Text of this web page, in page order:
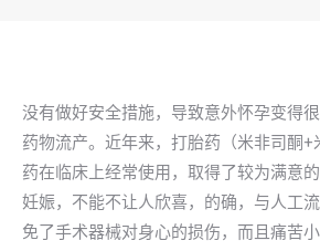
没有做好安全措施，导致意外怀孕变得
药物流产。近年来，打胎药（米非司酮+
药在临床上经常使用，取得了较为满意
妊娠，不能不让人欣喜，的确，与人工
免了手术器械对身心的损伤，而且痛苦